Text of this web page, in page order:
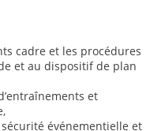
cadre et les procédures
et au dispositif de plan
et
événementielle et